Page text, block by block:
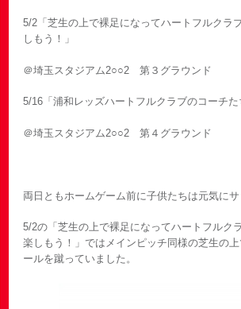
5/2「芝生の上で裸足になってハートフルクラ
しもう！」
＠埼玉スタジアム2○○2 第３グラウンド
5/16「浦和レッズハートフルクラブのコーチた
＠埼玉スタジアム2○○2 第４グラウンド
両日ともホームゲーム前に子供たちは元気にサ
5/2の「芝生の上で裸足になってハートフルク
楽しもう！」ではメインピッチ同様の芝生の
ールを蹴っていました。